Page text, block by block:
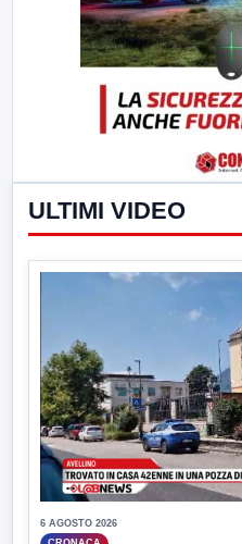
ULTIMI VIDEO
6 AGOSTO 2026